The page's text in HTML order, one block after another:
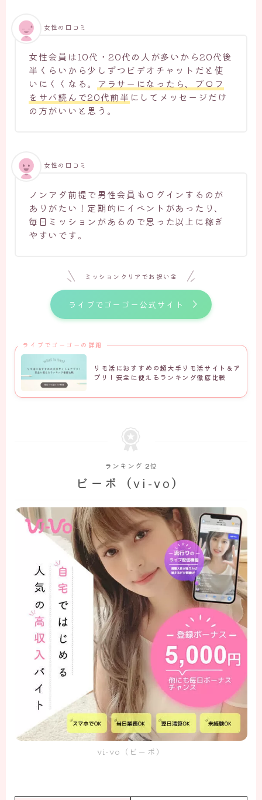
女性会員は10代・20代の人が多いから20代後
半くらいから少しずつビデオチャットだと使
いにくくなる。
アラサーになったら、プロフ
をサバ読んで20代前半 にしてメッセージだけ
の方がいいと思う。
女性の口コミ
ノンアダ前提で男性会員もログインするのが
ありがたい！定期的にイベントがあったり、
毎日ミッションがあるので思った以上に稼ぎ
やすいです。
女性の口コミ
ミッションクリアでお祝い金
ライブでゴーゴー公式サイト
ライブでゴーゴーの詳細
リモ活におすすめの超大手リモ活サイト＆ア
プリ！安全に使えるランキング徹底比較
ランキング 2位
ビーボ（vi-vo）
vi-vo（ビーボ）